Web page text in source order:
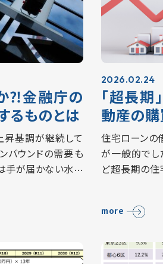
⁈金融庁の
るものとは
基調が継続して
バウンドの需要も
手が届かない水準
2026.02.24
「超長
動産の購
住宅ローンの
が一般的でし
ど超長期の住
more